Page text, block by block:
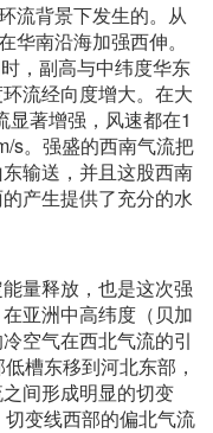
流背景下发生的。从
南沿海加强西伸。
，副高与中纬度华东
流经向度增大。在大
著增强，风速都在1
s。强盛的西南气流把
输送，并且这股西南
产生提供了充分的水
量释放，也是这次强
亚洲中高纬度（贝加
空气在西北气流的引
槽东移到河北东部，
间形成明显的切变
变线西部的偏北气流